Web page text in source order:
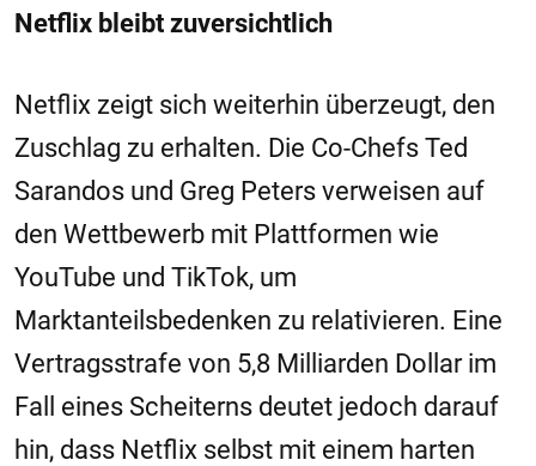
Netflix bleibt zuversichtlich
Netflix zeigt sich weiterhin überzeugt, den
Zuschlag zu erhalten. Die Co-Chefs Ted
Sarandos und Greg Peters verweisen auf
den Wettbewerb mit Plattformen wie
YouTube und TikTok, um
Marktanteilsbedenken zu relativieren. Eine
Vertragsstrafe von 5,8 Milliarden Dollar im
Fall eines Scheiterns deutet jedoch darauf
hin, dass Netflix selbst mit einem harten